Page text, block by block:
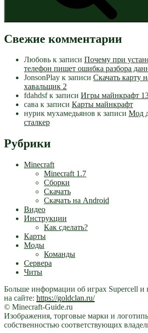
Свежие комментарии
Любовь к записи Почему при
телефон пишет ошибка разбора
JonsonPlay к записи Скачать карту
хавальщик 2
fdahdsfк записи Игры майнкрафт
сава к записи Карты майнкрафт
нурик мухамедьянов к записи Мод
сталкер
Рубрики
Minecraft
Minecraft 1.7
Сборки
Скачать
Скачать на Android
Видео
Инструкции
Как сделать?
Карты
Моды
Команды
Сервера
Читы
Больше информации об играх Supercell и
на сайте: https://goldclan.ru/
© Minecraft-Guide.ru
Изображения, торговые марки и
собственностью соответствующих